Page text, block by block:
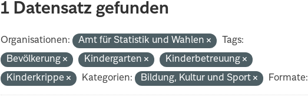
1 Datensatz gefunden
Organisationen: Amt für Statistik und Wahlen
Tags:
Bevölkerung
Kindergarten
Kinderbetreuung
Kinderkrippe
Kategorien: Bildung, Kultur und Sport Formate: